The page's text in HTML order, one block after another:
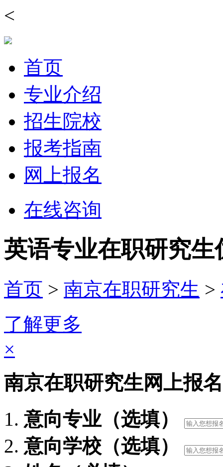
<
首页
专业介绍
招生院校
报考指南
网上报名
在线咨询
英语专业在职研究
首页 > 南京在职研究生 >
了解更多
×
南京在职研究生网上报名
意向专业（选填）
意向学校（选填）